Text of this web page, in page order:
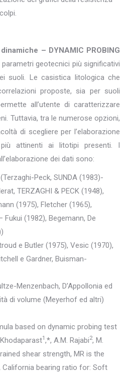
– DYNAMIC PROBING
geotecnici più significativi
suoli. Le casistica litologica che
proposte, sia per suoli
all’utente di caratterizzare
Tuttavia, tra le numerose opzioni,
di scegliere per l’elaborazione
attinenti ai litotipi presenti. I
dei dati sono:
Peck, SUNDA (1983)-
TERZAGHI & PECK (1948),
(1975), Fletcher (1965),
(1982), Begemann, De
e Butler (1975), Vesic (1970),
e Gardner, Buisman-
Menzenbach, D’Appollonia ed
di volume (Meyerhof ed altri)
based on dynamic probing test
1 ,*, A.M. Rajabi2, M.
shear strength, MR is the
California bearing ratio for: Soft